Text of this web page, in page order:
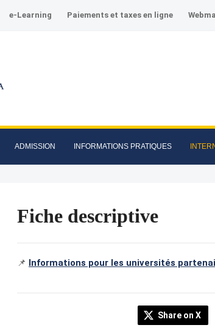
e-Learning Paiements et taxes en ligne
ADMISSION INFORMATIONS PRATIQUES
Fiche descriptive
📌 Informations pour les universités
Share on X